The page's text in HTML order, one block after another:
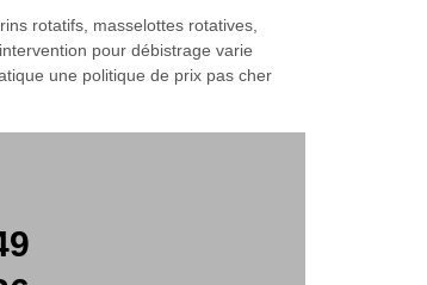
rotatifs, masselottes rotatives,
pour débistrage varie
une politique de prix pas cher